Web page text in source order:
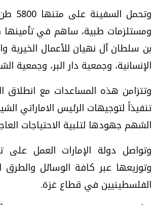
ومستلزمات طبية، ساهم في تأمينها
بن سلطان آل نهيان للأعمال الخيرية
الإنسانية، وجمعية دار البر، وجمعية
تنفيذاً لتوجيهات الرئيس الاماراتي
الشهم جهودها لتلبية الاحتياجات
وتواصل دولة الإمارات العمل
وتوزيعها عبر كافة الوسائل
الفلسطينيين في قطاع غزة.